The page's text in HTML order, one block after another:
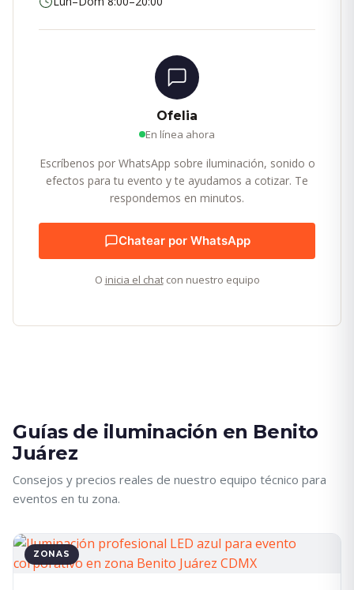
Ofelia
En línea ahora
Escríbenos por WhatsApp sobre iluminación, sonido o
efectos para tu evento y te ayudamos a cotizar. Te
respondemos en minutos.
Chatear por WhatsApp
O inicia el chatcon nuestro equipo
Guías de iluminación en Benito
Juárez
Consejos y precios reales de nuestro equipo técnico para
eventos en tu zona.
ZONAS